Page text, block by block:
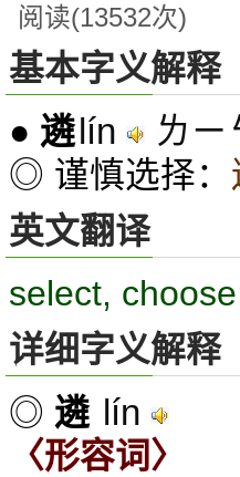
阅读(13532次)
基本字义解释
● 遴lín ㄌㄧ
◎ 谨慎选择：
英文翻译
select,
详细字义解释
◎ 遴 lín
〈形容词〉